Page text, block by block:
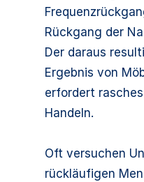
Rückgang der
Der daraus
Ergebnis von
erfordert
Handeln.
Oft versuchen
rückläufigen